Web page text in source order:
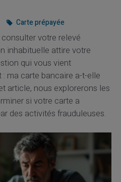
Carte prépayée
votre relevé
inhabituelle attire votre
qui vous vient
ma carte bancaire a-t-elle
article, nous explorerons les
si votre carte a
des activités frauduleuses.